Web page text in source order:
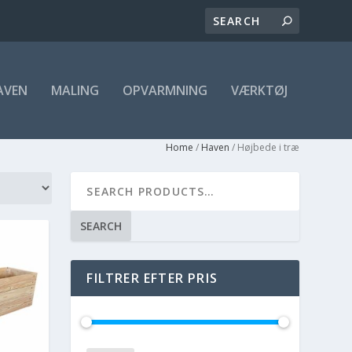
MALING OPVARMNING VÆRKTØJ
Home / Haven / Højbede i træ
SEARCH
FILTRER EFTER PRIS